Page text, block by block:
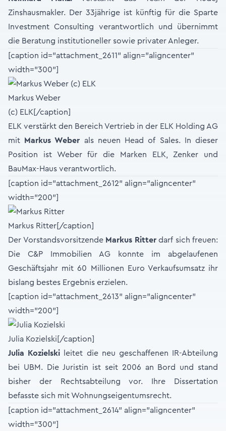
Zinshausmakler. Der 33jährige ist künftig für die Sparte
Investment Consulting verantwortlich und übernimmt
die Beratung institutioneller sowie privater Anleger.
[caption id="attachment_2611" align="aligncenter"
width="300"]
Markus Weber
(c) ELK[/caption]
ELK verstärkt den Bereich Vertrieb in der ELK Holding AG
mit
Markus Weber als neuen Head of Sales. In dieser
Position ist Weber für die Marken ELK, Zenker und
BauMax-Haus verantwortlich.
[caption id="attachment_2612" align="aligncenter"
width="200"]
Markus Ritter[/caption]
Der Vorstandsvorsitzende Markus Ritterdarf sich freuen:
Die C&P Immobilien AG konnte im abgelaufenen
Geschäftsjahr mit 60 Millionen Euro Verkaufsumsatz ihr
bislang bestes Ergebnis erzielen.
[caption id="attachment_2613" align="aligncenter"
width="200"]
Julia Kozielski[/caption]
Julia Kozielski leitet die neu geschaffenen IR-Abteilung
bei UBM. Die Juristin ist seit 2006 an Bord und stand
bisher der Rechtsabteilung vor. Ihre Dissertation
befasste sich mit Wohnungseigentumsrecht.
[caption id="attachment_2614" align="aligncenter"
width="300"]